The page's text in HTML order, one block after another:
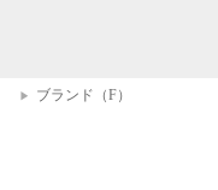
ブランド（F）